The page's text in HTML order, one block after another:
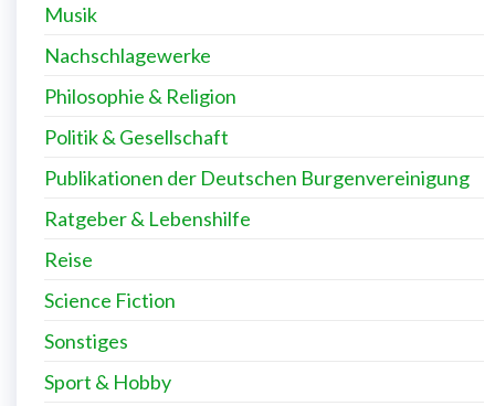
Musik
Nachschlagewerke
Philosophie & Religion
Politik & Gesellschaft
Publikationen der Deutschen Burgenvereinigung
Ratgeber & Lebenshilfe
Reise
Science Fiction
Sonstiges
Sport & Hobby